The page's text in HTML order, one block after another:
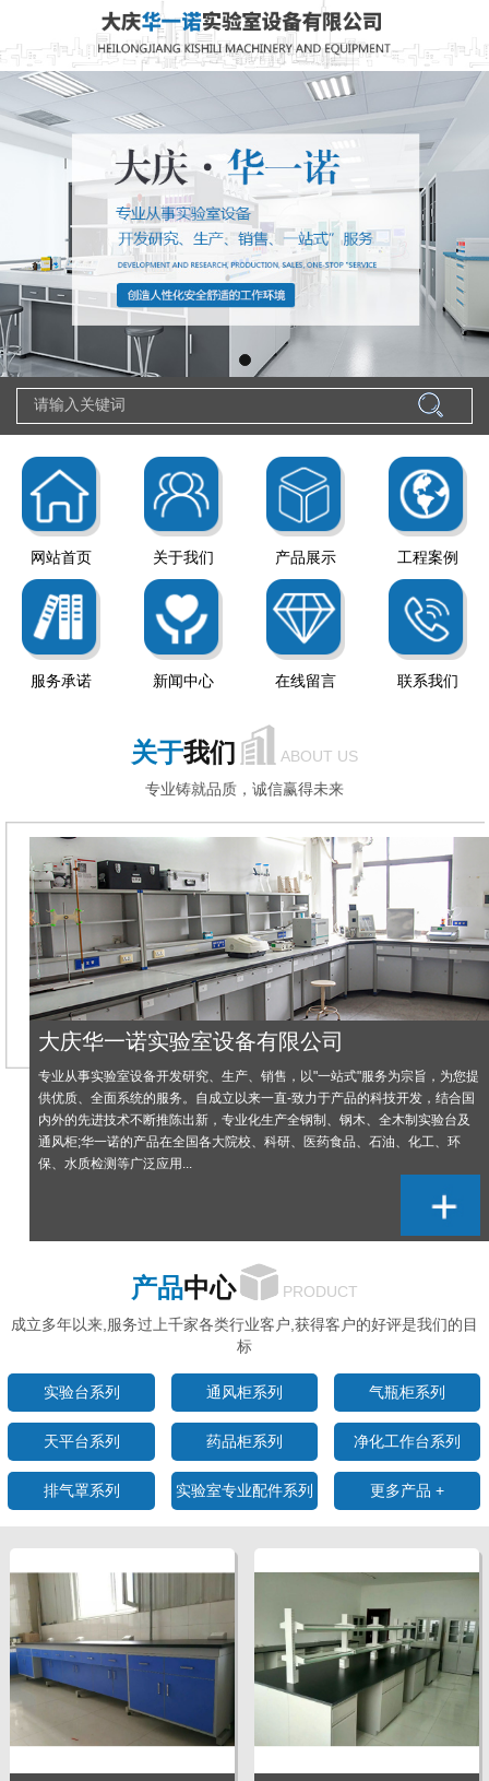
网站首页 关于我们 产品展示 工程案例
服务承诺 新闻中心 在线留言 联系我们
关于我们
ABOUT US
专业铸就品质，诚信赢得未来
大庆华一诺实验室设备有限公司
专业从事实验室设备开发研究、生产、销售，以"一站式"服务为宗旨，为您提
供优质、全面系统的服务。自成立以来一直-致力于产品的科技开发，结合国
内外的先进技术不断推陈出新，专业化生产全钢制、钢木、全木制实验台及
通风柜;华一诺的产品在全国各大院校、科研、医药食品、石油、化工、环
保、水质检测等广泛应用...
产品中心
PRODUCT
成立多年以来,服务过上千家各类行业客户,获得客户的好评是我们的目
标
实验台系列 通风柜系列 气瓶柜系列
天平台系列 药品柜系列 净化工作台系列
排气罩系列 实验室专业配件系列 更多产品 +